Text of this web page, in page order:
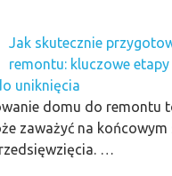
Jak skutecznie
remontu: kluczowe
uniknięcia
domu do remontu
zaważyć na końcowym
…